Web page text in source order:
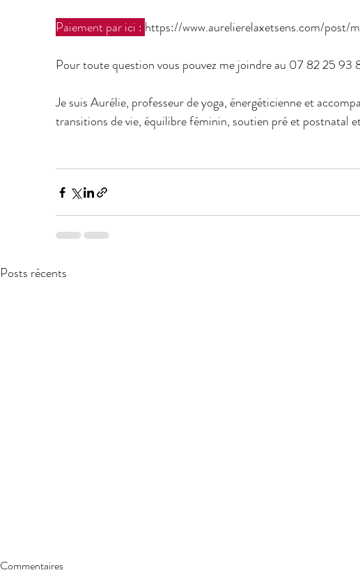
Paiement par ici : https://www.aurelierelaxetsens.com/post/
Pour toute question vous pouvez me joindre au 07 82 25 93
Je suis Aurélie, professeur de yoga, énergéticienne et
transitions de vie, équilibre féminin, soutien pré et postnatal
Posts récents
Commentaires